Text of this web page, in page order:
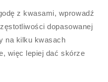
z kwasami, wprowadź
dopasowanej
na kilku kwasach
więc lepiej dać skórze